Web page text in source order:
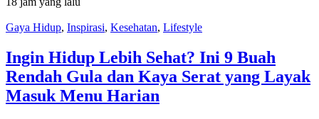
Gaya Hidup, Inspirasi, Kesehatan, Lifestyle
Ingin Hidup Lebih Sehat? Ini 9 Buah
Rendah Gula dan Kaya Serat yang Layak
Masuk Menu Harian